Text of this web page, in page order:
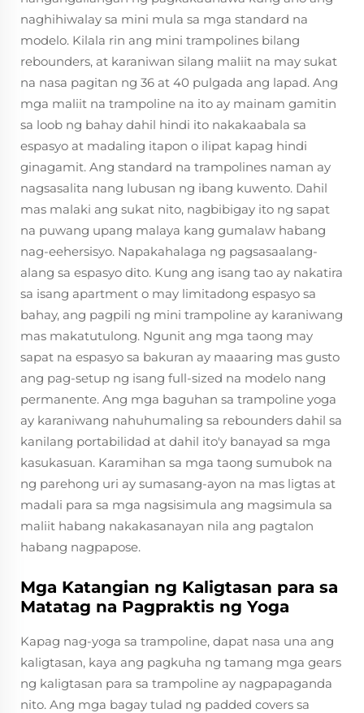
naghihiwalay sa mini mula sa mga standard na
modelo. Kilala rin ang mini trampolines bilang
rebounders, at karaniwan silang maliit na may sukat
na nasa pagitan ng 36 at 40 pulgada ang lapad. Ang
mga maliit na trampoline na ito ay mainam gamitin
sa loob ng bahay dahil hindi ito nakakaabala sa
espasyo at madaling itapon o ilipat kapag hindi
ginagamit. Ang standard na trampolines naman ay
nagsasalita nang lubusan ng ibang kuwento. Dahil
mas malaki ang sukat nito, nagbibigay ito ng sapat
na puwang upang malaya kang gumalaw habang
nag-eehersisyo. Napakahalaga ng pagsasaalang-
alang sa espasyo dito. Kung ang isang tao ay nakatira
sa isang apartment o may limitadong espasyo sa
bahay, ang pagpili ng mini trampoline ay karaniwang
mas makatutulong. Ngunit ang mga taong may
sapat na espasyo sa bakuran ay maaaring mas gusto
ang pag-setup ng isang full-sized na modelo nang
permanente. Ang mga baguhan sa trampoline yoga
ay karaniwang nahuhumaling sa rebounders dahil sa
kanilang portabilidad at dahil ito'y banayad sa mga
kasukasuan. Karamihan sa mga taong sumubok na
ng parehong uri ay sumasang-ayon na mas ligtas at
madali para sa mga nagsisimula ang magsimula sa
maliit habang nakakasanayan nila ang pagtalon
habang nagpapose.
Mga Katangian ng Kaligtasan para sa
Matatag na Pagpraktis ng Yoga
Kapag nag-yoga sa trampoline, dapat nasa una ang
kaligtasan, kaya ang pagkuha ng tamang mga gears
ng kaligtasan para sa trampoline ay nagpapaganda
nito. Ang mga bagay tulad ng padded covers sa